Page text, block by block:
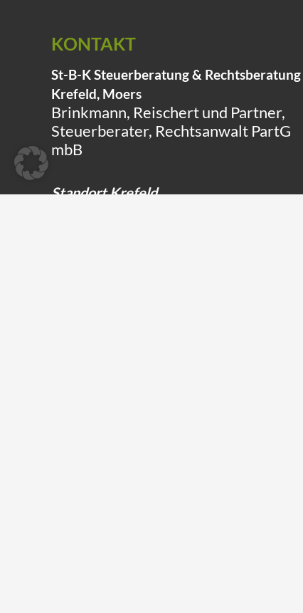
KONTAKT
St-B-K Steuerberatung & Rechtsberatung
Krefeld, Moers
Brinkmann, Reischert und Partner,
Steuerberater, Rechtsanwalt PartG
mbB
Standort Krefeld